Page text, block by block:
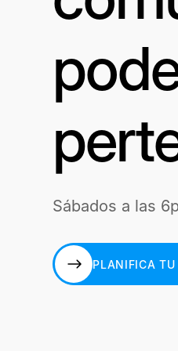
Sábados a las
PLANIFICA TU